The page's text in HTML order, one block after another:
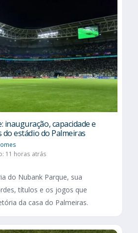
inauguração, capacidade e
estádio do Palmeiras
11 horas atrás
do Nubank Parque, sua
títulos e os jogos que
da casa do Palmeiras.